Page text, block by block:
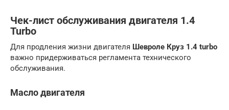
Чек-лист обслуживания двигателя 1.4
Turbo
Для продления жизни двигателя Шевроле Круз 1.4 turbo
важно придерживаться регламента технического
обслуживания.
Масло двигателя